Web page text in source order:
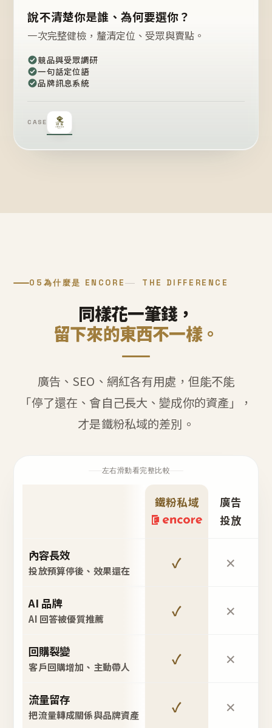
說不清楚你是誰、為何要選你？
一次完整健檢，釐清定位、受眾與賣點。
競品與受眾調研
一句話定位語
品牌訊息系統
CASE
05 為什麼是 ENCORE THE DIFFERENCE
同樣花一筆錢，
留下來的東西不一樣。
廣告、SEO、網紅各有用處，但能不能
「停了還在、會自己長大、變成你的資產」，
才是鐵粉私域的差別。
左右滑動看完整比較
鐵粉私域
廣告
投放
內容長效
投放預算停後、效果還在 ✓ ✕
AI 品牌
AI 回答被優質推薦 ✓ ✕
回購裂變
客戶回購增加、主動帶人 ✓ ✕
流量留存
把流量轉成關係與品牌資產 ✓ ✕